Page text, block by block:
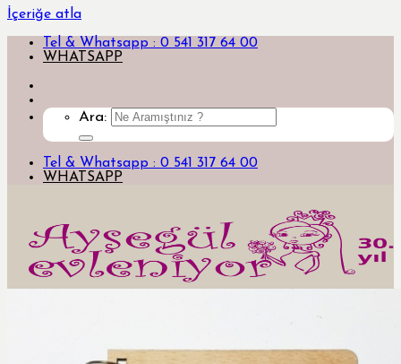
İçeriğe atla
Tel & Whatsapp : 0 541 317 64 00
WHATSAPP
Ara:
Tel & Whatsapp : 0 541 317 64 00
WHATSAPP